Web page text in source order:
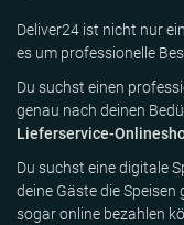
Deliver24 ist nicht nur
es um professionelle
Du suchst einen
genau nach deinen
Lieferservice-
Du suchst eine digitale
deine Gäste die
sogar online bezahlen